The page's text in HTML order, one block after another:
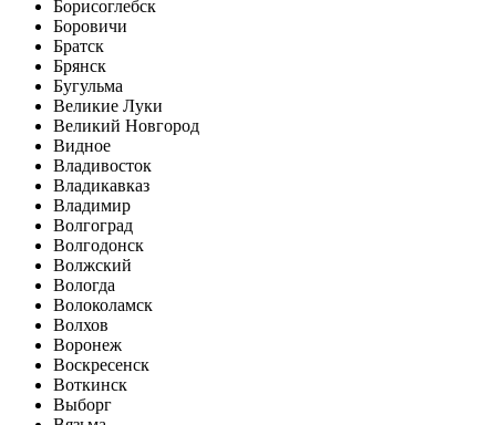
Борисоглебск
Боровичи
Братск
Брянск
Бугульма
Великие Луки
Великий Новгород
Видное
Владивосток
Владикавказ
Владимир
Волгоград
Волгодонск
Волжский
Вологда
Волоколамск
Волхов
Воронеж
Воскресенск
Воткинск
Выборг